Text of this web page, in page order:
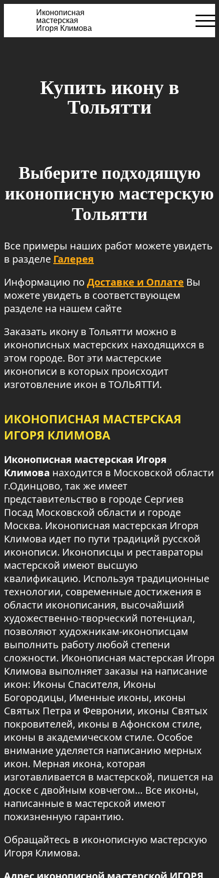
Иконописная
мастерская
Игоря Климова
Купить икону в
Тольятти
Выберите подходящую
иконописную мастерскую
Тольятти
Все примеры наших работ можете увидеть
в разделе Галерея
Информацию по Доставке и Оплате Вы
можете увидеть в соответствующем
разделе на нашем сайте
Заказать икону в Тольятти можно в
иконописных мастерских находящихся в
этом городе. Вот эти мастерские
иконописи в которых происходит
изготовление икон в ТОЛЬЯТТИ.
ИКОНОПИСНАЯ МАСТЕРСКАЯ
ИГОРЯ КЛИМОВА
Иконописная мастерская Игоря
Климова находится в Московской области
г.Одинцово, так же имеет
представительство в городе Сергиев
Посад Московской области и городе
Москва. Иконописная мастерская Игоря
Климова идет по пути традиций русской
иконописи. Иконописцы и реставраторы
мастерской имеют высшую
квалификацию. Используя традиционные
технологии, современные достижения в
области иконописания, высочайший
художественно-творческий потенциал,
позволяют художникам-иконописцам
выполнить работу любой степени
сложности. Иконописная мастерская Игоря
Климова выполняет заказы на написание
икон: Иконы Спасителя, Иконы
Богородицы, Именные иконы, иконы
Святых Петра и Февронии, иконы Святых
покровителей, иконы в Афонском стиле,
иконы в академическом стиле. Особое
внимание уделяется написанию мерных
икон. Мерная икона, которая
изготавливается в мастерской, пишется на
доске с двойным ковчегом… Все иконы,
написанные в мастерской имеют
пожизненную гарантию.
Обращайтесь в иконописную мастерскую
Игоря Климова.